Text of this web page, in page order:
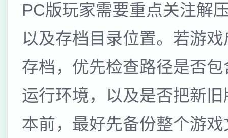
PC版玩家需要重点关注解
以及存档目录位置。若游
存档，优先检查路径是否
运行环境，以及是否把新
本前，最好先备份整个游